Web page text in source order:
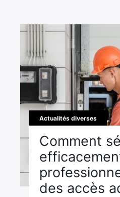
Actualités diverses
Comment
des accès